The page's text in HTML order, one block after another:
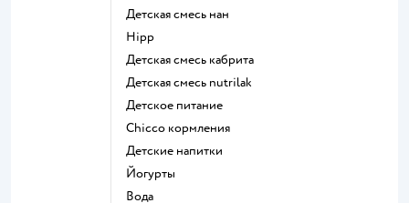
детская смесь нан
hipp
детская смесь кабрита
детская смесь nutrilak
детское питание
chicco кормления
детские напитки
йогурты
Вода